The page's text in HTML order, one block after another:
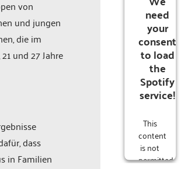
von
und jungen
die im
und 27 Jahre
dass
in Familien
need
your
consent
to load
the
Spotify
service!
This
content
is not
permitted